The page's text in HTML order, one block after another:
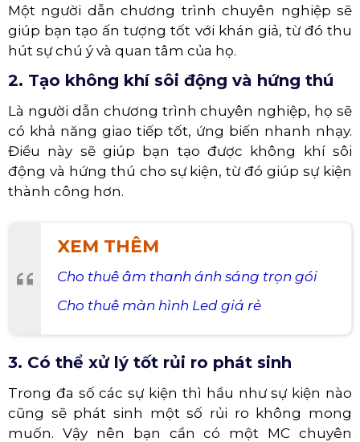
Một người dẫn chương trình chuyên nghiệp sẽ
giúp bạn tạo ấn tượng tốt với khán giả, từ đó thu
hút sự chú ý và quan tâm của họ.
2. Tạo không khí sôi động và hứng thú
Là người dẫn chương trình chuyên nghiệp, họ sẽ
có khả năng giao tiếp tốt, ứng biến nhanh nhạy.
Điều này sẽ giúp bạn tạo được không khí sôi
động và hứng thú cho sự kiện, từ đó giúp sự kiện
thành công hơn.
XEM THÊM
Cho thuê âm thanh ánh sáng trọn gói
Cho thuê màn hình Led giá rẻ
3. Có thể xử lý tốt rủi ro phát sinh
Trong đa số các sự kiện thì hầu như sự kiện nào
cũng sẽ phát sinh một số rủi ro không mong
muốn. Vậy nên bạn cần có một MC chuyên